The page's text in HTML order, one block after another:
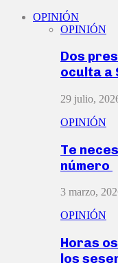
OPINIÓN
OPINIÓN
Dos
oculta a
29 julio,
OPINIÓN
Te
número
3 marzo,
OPINIÓN
Horas
los